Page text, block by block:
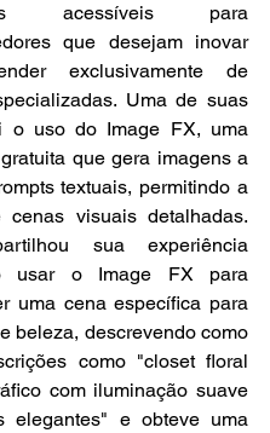
acessíveis para
que desejam inovar
exclusivamente de
Uma de suas
o uso do Image FX, uma
que gera imagens a
textuais, permitindo a
cenas visuais detalhadas.
sua experiência
usar o Image FX para
uma cena específica para
beleza, descrevendo como
como "closet floral
com iluminação suave
elegantes" e obteve uma